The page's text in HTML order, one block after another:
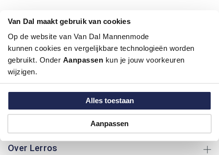
Van Dal maakt gebruik van cookies
Op de website van Van Dal Mannenmode
kunnen cookies en vergelijkbare technologieën worden
gebruikt. Onder Aanpassen kun je jouw voorkeuren
wijzigen.
Alles toestaan
Aanpassen
Productinformatie
Artikelnummer
1016479-81
Kleur:
Donker Geel - Oker, Geel
Materiaal:
Motief:
Uni motief
Maatinformatie
Over Lerros